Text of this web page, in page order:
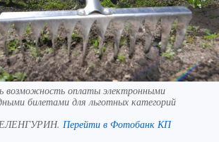
возможность оплаты электронными
билетами для льготных категорий
Перейти в Фотобанк КП